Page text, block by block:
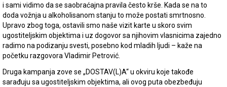
i sami vidimo da se saobraćajna pravila često krše. Kada se na to
doda vožnja u alkoholisanom stanju to može postati smrtnosno.
Upravo zbog toga, ostavili smo naše vizit karte u skoro svim
ugostiteljskim objektima i uz dogovor sa njihovim vlasnicima zajedno
radimo na podizanju svesti, posebno kod mladih ljudi – kaže na
početku razgovora Vladimir Petrović.
Druga kampanja zove se „DOSTAV(L)A“ u okviru koje takođe
sarađuju sa ugostiteljskim objektima, ali ovog puta obezbeđuju